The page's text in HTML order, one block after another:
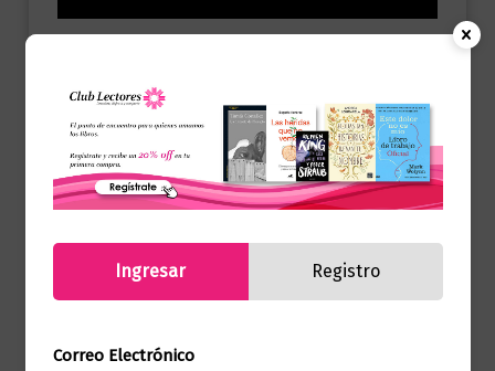
sentido del humor, esta novela
excepcional nos habla de nuestra
inagotable capacidad para hacer frente a
los infortunios de la existencia.
Productos relacionados
Ingresar Registro
Correo Electrónico